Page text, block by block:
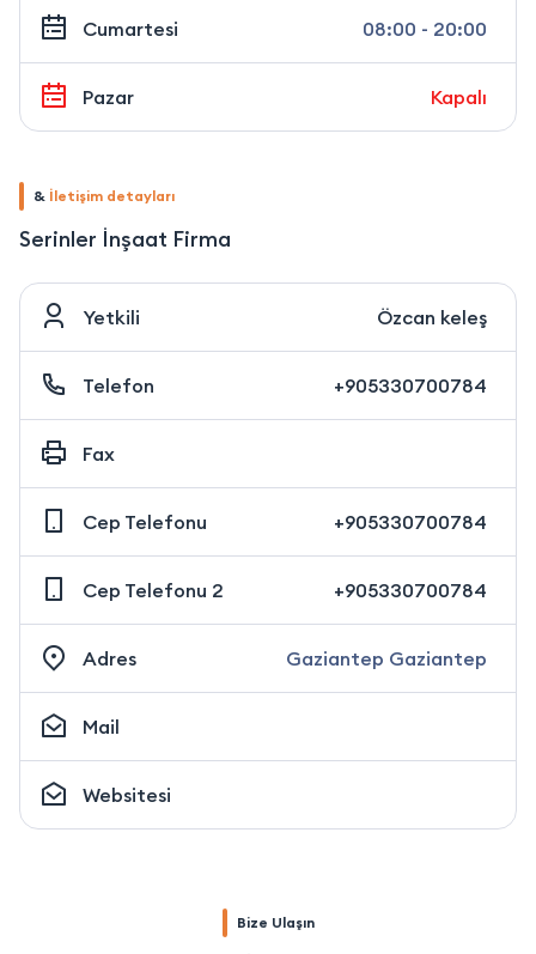
Cumartesi 08:00 - 20:00
Pazar Kapalı
& İletişim detayları
Serinler İnşaat Firma
Yetkili Özcan keleş
Telefon +905330700784
Fax
Cep Telefonu +905330700784
Cep Telefonu 2 +905330700784
Adres Gaziantep Gaziantep
Mail
Websitesi
Bize Ulaşın